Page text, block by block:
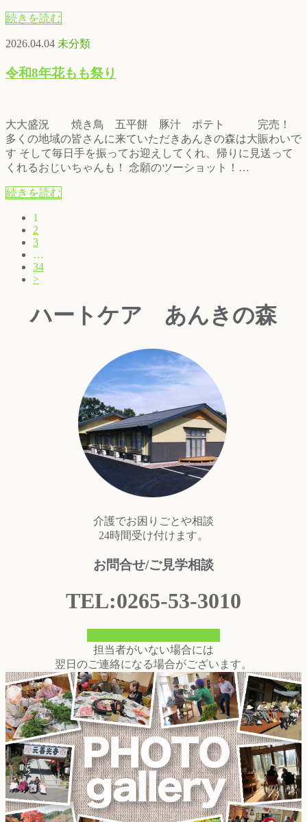
続きを読む
2026.04.04 未分類
令和8年花もも祭り
大大盛況 焼き鳥 五平餅 豚汁 ポテト 完売！
多くの地域の皆さんに来ていただきあんきの森は大賑わいで
す そして毎日手を振ってお迎えしてくれ、帰りに見送って
くれるおじいちゃんも！ 念願のツーショット！…
続きを読む
1
2
3
…
34
>
ハートケア あんきの森
介護でお困りごとや相談
24時間受け付けます。
お問合せ/ご見学相談
TEL:0265-53-3010
担当者がいない場合には
翌日のご連絡になる場合がございます。